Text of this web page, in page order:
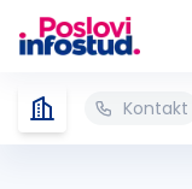
Kontakt